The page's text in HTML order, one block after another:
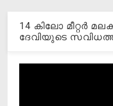
14 കിലോ മീറ്റര്‍
ദേവിയുടെ